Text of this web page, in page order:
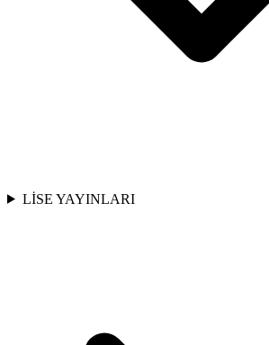
LİSE YAYINLARI